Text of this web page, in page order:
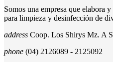
Somos una empresa que elabora
para limpieza y desinfección de
address Coop. Los Shirys Mz. A
phone (04) 2126089 - 2125092